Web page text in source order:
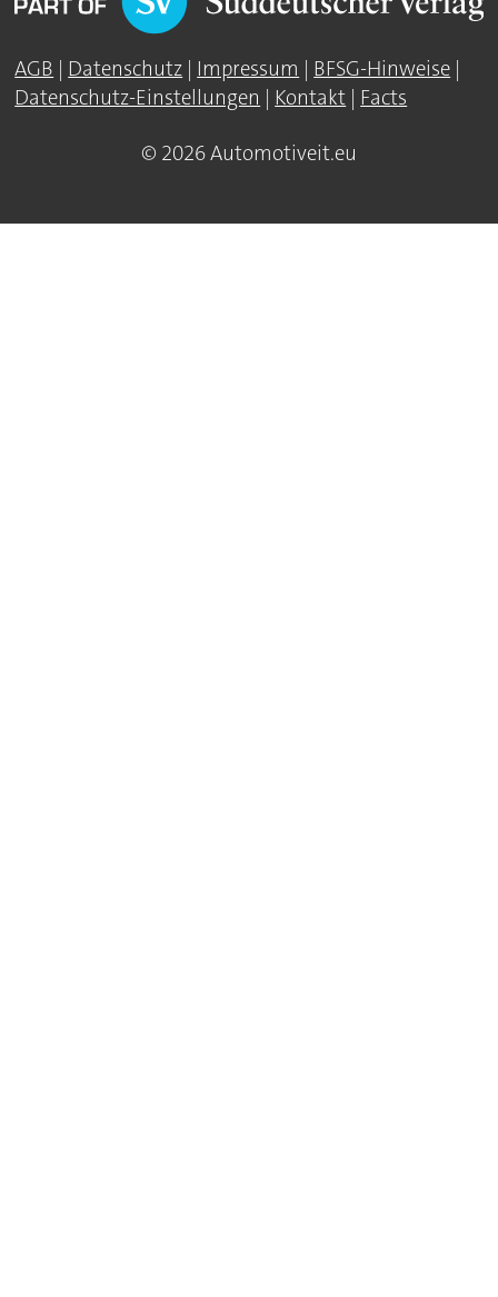
AGB | Datenschutz | Impressum | BFSG-Hinweise |
Datenschutz-Einstellungen | Kontakt | Facts
© 2026 Automotiveit.eu